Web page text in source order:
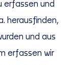
erfassen und
herausfinden,
und aus
erfassen wir